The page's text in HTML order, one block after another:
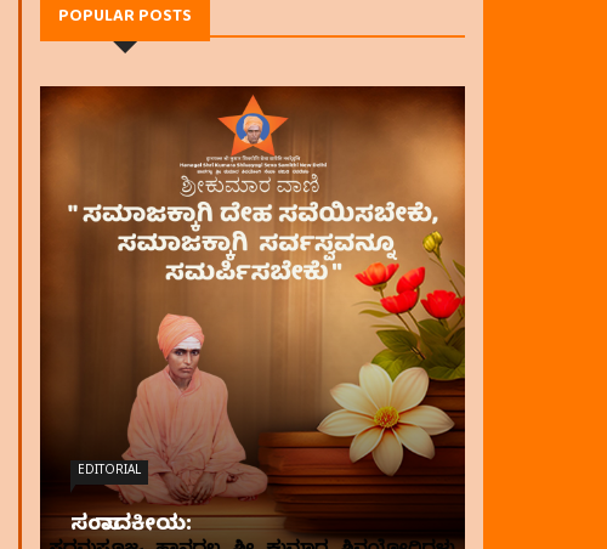
POPULAR POSTS
EDITORIAL
ಸಂಪಾದಕೀಯ: